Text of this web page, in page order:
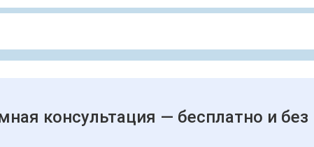
консультация — бесплатно и без